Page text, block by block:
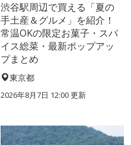
渋谷駅周辺で買える「夏の
手土産＆グルメ」を紹介！
常温OKの限定お菓子・スパ
イス総菜・最新ポップアッ
プまとめ
東京都
2026年8月7日 12:00更新